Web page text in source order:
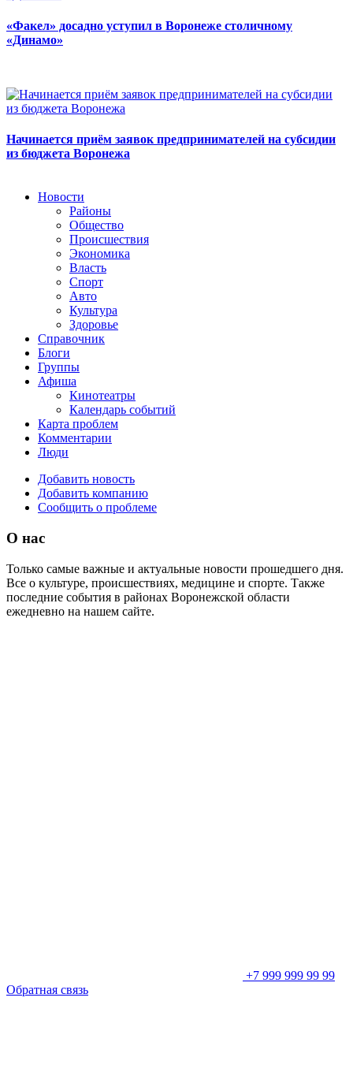
«Факел» досадно уступил в Воронеже столичному
«Динамо»
Начинается приём заявок предпринимателей на субсидии
из бюджета Воронежа
Новости
Районы
Общество
Происшествия
Экономика
Власть
Спорт
Авто
Культура
Здоровье
Справочник
Блоги
Группы
Афиша
Кинотеатры
Календарь событий
Карта проблем
Комментарии
Люди
Добавить новость
Добавить компанию
Сообщить о проблеме
О нас
Только самые важные и актуальные новости прошедшего дня.
Все о культуре, происшествиях, медицине и спорте. Также
последние события в районах Воронежской области
ежедневно на нашем сайте.
+7 999 999 99 99
Обратная связь